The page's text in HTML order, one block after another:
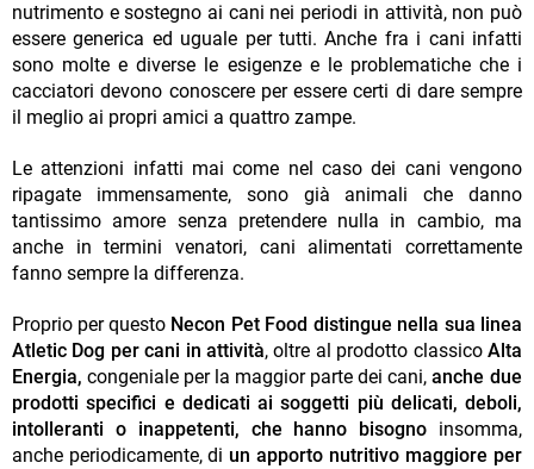
nutrimento e sostegno ai cani nei periodi in attività, non può
essere generica ed uguale per tutti. Anche fra i cani infatti
sono molte e diverse le esigenze e le problematiche che i
cacciatori devono conoscere per essere certi di dare sempre
il meglio ai propri amici a quattro zampe.
Le attenzioni infatti mai come nel caso dei cani vengono
ripagate immensamente, sono già animali che danno
tantissimo amore senza pretendere nulla in cambio, ma
anche in termini venatori, cani alimentati correttamente
fanno sempre la differenza.
Proprio per questo Necon Pet Food distingue nella sua linea
Atletic Dog per cani in attività, oltre al prodotto classico Alta
Energia, congeniale per la maggior parte dei cani, anche due
prodotti specifici e dedicati ai soggetti più delicati, deboli,
intolleranti o inappetenti, che hanno bisogno insomma,
anche periodicamente, di un apporto nutritivo maggiore per